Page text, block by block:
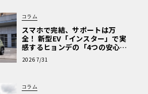
コラム
スマホで完結、サポートは万
全！ 新型EV「インスター」で実
感するヒョンデの「4つの安心」
【第1回・ヒョンデ6つの疑問：
Why? Hyundai?】〈PR〉
2026 7/31
コラム